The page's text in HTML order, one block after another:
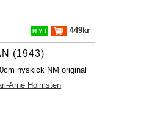
N Y ! 449kr
(1943)
nyskick NM original
Arne Holmsten